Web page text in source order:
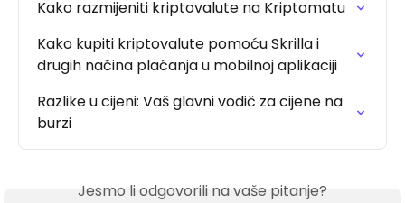
Kako razmijeniti kriptovalute na Kriptomatu
Kako kupiti kriptovalute pomoću Skrilla i
drugih načina plaćanja u mobilnoj aplikaciji
Razlike u cijeni: Vaš glavni vodič za cijene na
burzi
Jesmo li odgovorili na vaše pitanje?